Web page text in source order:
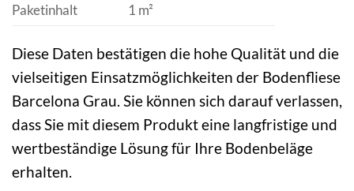
Paketinhalt
1 m²
Diese Daten bestätigen die hohe Qualität und die
vielseitigen Einsatzmöglichkeiten der Bodenfliese
Barcelona Grau. Sie können sich darauf verlassen,
dass Sie mit diesem Produkt eine langfristige und
wertbeständige Lösung für Ihre Bodenbeläge
erhalten.